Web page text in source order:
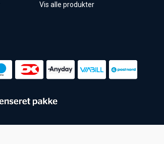
Vis alle produkter